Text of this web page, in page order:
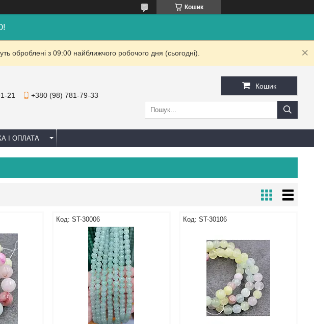
Кошик
оброблені з 09:00 найближчого робочого дня (сьогодні).
21 +380 (98) 781-79-33
Кошик
І ОПЛАТА
ST-30006 ST-30106